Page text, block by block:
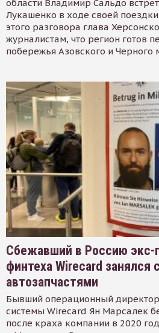
области Владимир Сальдо
Лукашенко в ходе своей
этого разговора глава
журналистам, что регион готов
побережья Азовского и Черного
Сбежавший в Россию экс-
финтеха Wirecard занялся
автозапчастями
Бывший операционный
системы Wirecard Ян Марсалек
после краха компании в 2020